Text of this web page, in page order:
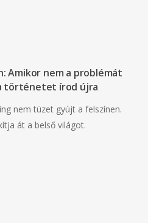
Amikor nem a problémát
történetet írod újra
nem tüzet gyújt a felszínen.
át a belső világot.